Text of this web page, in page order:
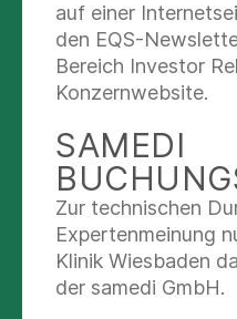
Verändern.Ausgehend
Krankheitsmodell
Patienten hilfreiche
Erkrankung und zur
Durch eine
und Verhaltensweisen
depressiven
Stimmungsaufhellung
kommen zusätzlich zu
auf einer
den EQS-
Bereich Investor
Konzernwebsite.
SAMEDI
Zur technischen
Expertenmeinung
Klinik Wiesbaden
der samedi GmbH.